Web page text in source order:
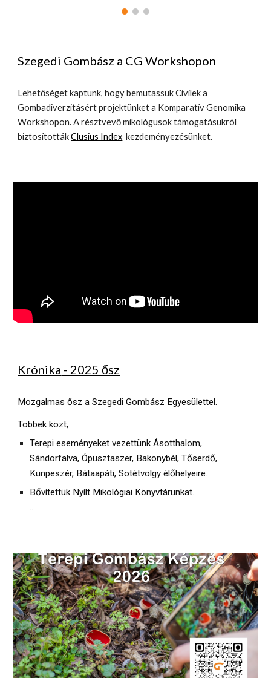
Szegedi Gombász a CG Workshopon
Lehetőséget kaptunk, hogy bemutassuk Civilek a
Gombadiverzitásért projektünket a Komparatív Genomika
Workshopon. A résztvevőmikológusok támogatásukról
biztosítottákClusius Index kezdeményezésünket.
Krónika - 2025 ősz
Mozgalmas ősz a Szegedi Gombász Egyesülettel.
Többek közt,
Terepi eseményeket vezettünk Ásotthalom,
Sándorfalva, Ópusztaszer, Bakonybél, Tőserdő,
Kunpeszér, Bátaapáti, Sötétvölgy élőhelyeire.
Bővítettük Nyílt Mikológiai Könyvtárunkat.
...